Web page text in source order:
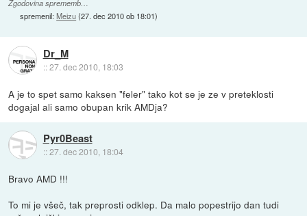
Zgodovina sprememb…
spremenil:Meizu(27. dec 2010 ob 18:01)
Dr_M
::27. dec 2010, 18:03
A je to spet samo kaksen "feler" tako kot se je ze v preteklosti
dogajal ali samo obupan krik AMDja?
Pyr0Beast
::27. dec 2010, 18:04
Bravo AMD !!!
To mi je všeč, tak preprosti odklep. Da malo popestrijo dan tudi